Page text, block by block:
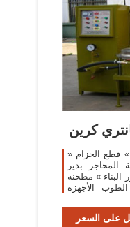
كرين
» التلقائي معدات مطحنة زيت النخيل » قطع الحزام
المحاجر بدير
» مطحنة
الأجهزة
على السعر